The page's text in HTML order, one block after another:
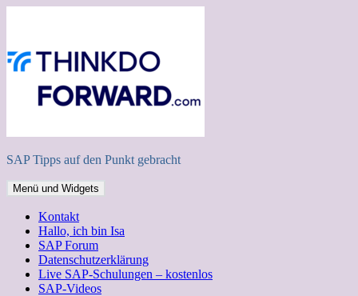
SAP Tipps auf den Punkt gebracht
Menü und Widgets
Kontakt
Hallo, ich bin Isa
SAP Forum
Datenschutzerklärung
Live SAP-Schulungen – kostenlos
SAP-Videos